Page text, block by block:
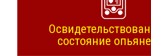
состояние